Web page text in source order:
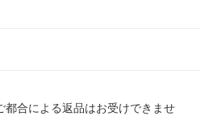
都合による返品はお受けできませ